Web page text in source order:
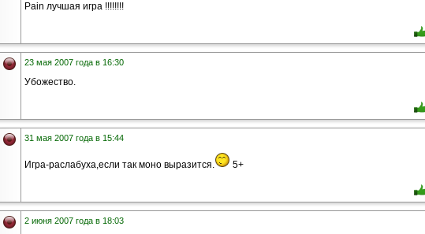
Pain лучшая игра !!!!!!!!
23 мая 2007 года в 16:30
Убожество.
31 мая 2007 года в 15:44
Игра-раслабуха,если так моно выразится. 5+
2 июня 2007 года в 18:03